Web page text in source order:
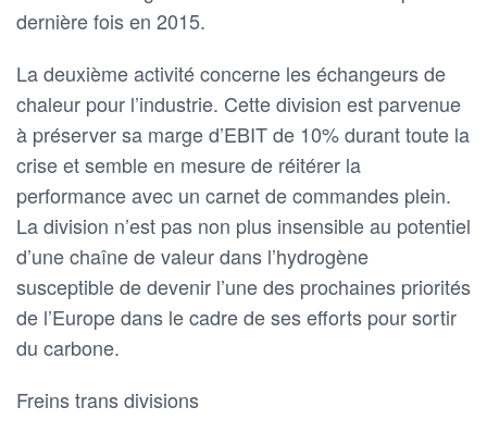
dernière fois en 2015.
La deuxième activité concerne les échangeurs de
chaleur pour l’industrie. Cette division est parvenue
à préserver sa marge d’EBIT de 10% durant toute la
crise et semble en mesure de réitérer la
performance avec un carnet de commandes plein.
La division n’est pas non plus insensible au potentiel
d’une chaîne de valeur dans l’hydrogène
susceptible de devenir l’une des prochaines priorités
de l’Europe dans le cadre de ses efforts pour sortir
du carbone.
Freins trans divisions